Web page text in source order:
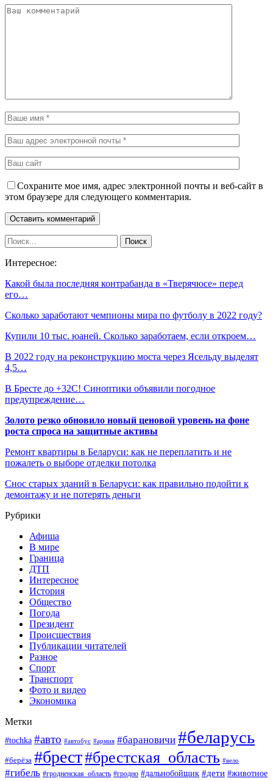
Сохраните мое имя, адрес электронной почты и веб-сайт в
этом браузере для следующего комментария.
Интересное:
Какой была последняя контрабанда в «Тверячюсе» перед
его…
Сколько заработают чемпионы мира по футболу в 2022 году?
Купили 10 тыс. юаней. Сколько заработаем, если откроем…
В 2022 году на реконструкцию моста через Ясельду выделят
4,5…
В Бресте до +32С! Синоптики объявили погодное
предупреждение…
Золото резко обновило новый ценовой уровень на фоне
роста спроса на защитные активы
Ремонт квартиры в Беларуси: как не переплатить и не
пожалеть о выборе отделки потолка
Снос старых зданий в Беларуси: как правильно подойти к
демонтажу и не потерять деньги
Рубрики
Афиша
В мире
Граница
ДТП
Интересное
История
Общество
Погода
Президент
Происшествия
Публикации читателей
Разное
Спорт
Транспорт
Фото и видео
Экономика
Метки
#tochka #авто #автобус #армия #барановичи #беларусь
#берёза #брест#брестская_область #вело
#гибель #гродненская_область #гродно #дальнобойщик #дети #животное